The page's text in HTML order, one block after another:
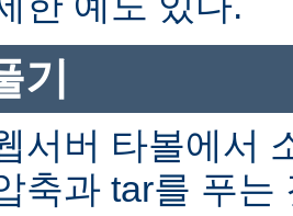
기
서버 타볼에서
축과 tar를 푸는